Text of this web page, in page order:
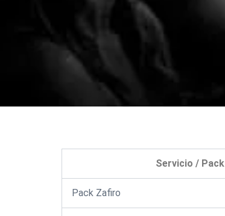
Servicio / Pack
Pack Zafiro